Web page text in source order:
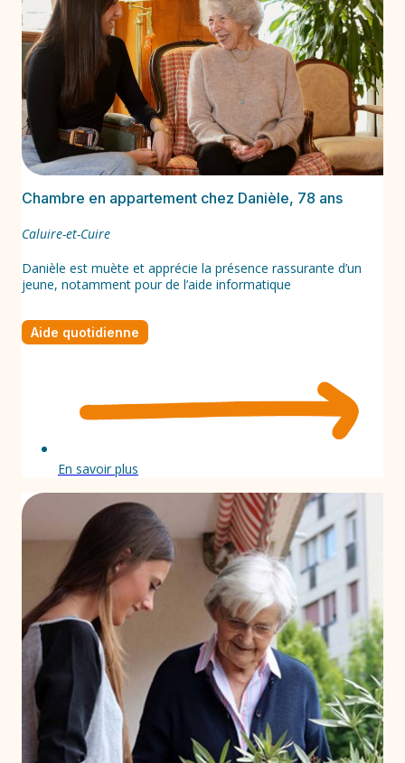
Chambre en appartement chez Danièle, 78 ans
Caluire-et-Cuire
Danièle est muète et apprécie la présence rassurante d’un
jeune, notamment pour de l’aide informatique
Aide quotidienne
En savoir plus